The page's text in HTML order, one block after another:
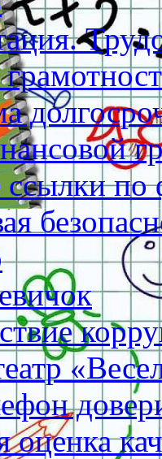
по
оценка